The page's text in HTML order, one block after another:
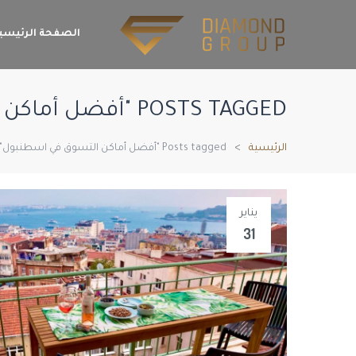
الصفحة
POSTS TAGGED "أفضل أماكن التسوق في اسطنبول"
الرئيسية Posts tagged "أفضل أماكن التسوق في اسطنبول"
يناير
31